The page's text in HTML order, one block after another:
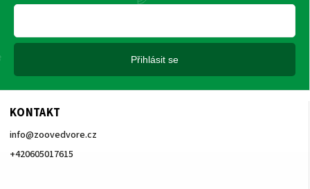
KONTAKT
info@zoovedvore.cz
+420605017615
Přihlásit se